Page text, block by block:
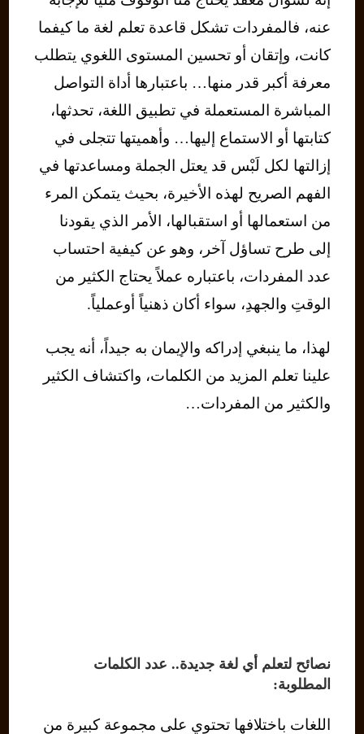
عنه، فالمفردات تشكل قاعدة تعلم لغة ما كيفما
كانت، وإتقان أو تحسين المستوى اللغوي يتطلب
معرفة أكبر قدر منها… باعتبارها أداة التواصل
المباشرة المستعملة في تطبيق اللغة، تحدثها،
كتابتها أو الاستماع إليها… وأهميتها تتجلى في
إزالتها لكل لَبْس قد يعتل الجملة ومساعدتها في
الفهم الصريح لهذه الأخيرة، بحيث يتمكن المرء
من استعمالها أو استقبالها، الأمر الذي يقودنا
إلى طرح تساؤل آخر، وهو عن كيفية احتساب
عدد المفردات، باعتباره عملاً يحتاج الكثير من
الوقتِ والجهدِ، سواء أكان ذهنياً أوعملياً.
لهذا، ما ينبغي إدراكه والإيمان به جيداً، أنه يجب
علينا تعلم المزيد من الكلمات، واكتشاف الكثير
والكثير من المفردات…
نصائح لتعلم أي لغة جديدة.. عدد الكلمات
المطلوبة:
اللغات باختلافها تحتوي على مجموعة كبيرة من